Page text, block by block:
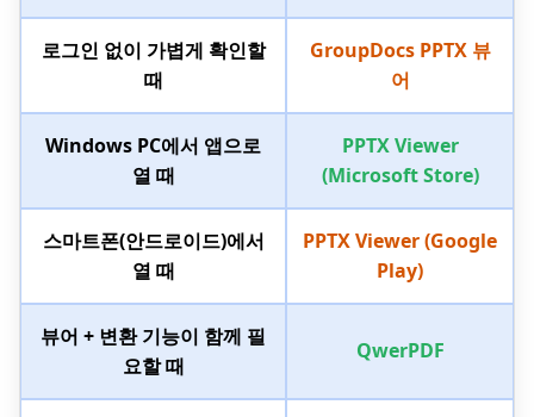
로그인 없이 가볍게 확인할
때
GroupDocs PPTX 뷰
어
Windows PC에서 앱으로
열 때
PPTX Viewer
(Microsoft Store)
스마트폰(안드로이드)에서
열 때
PPTX Viewer (Google
Play)
뷰어 + 변환 기능이 함께 필
요할 때
QwerPDF